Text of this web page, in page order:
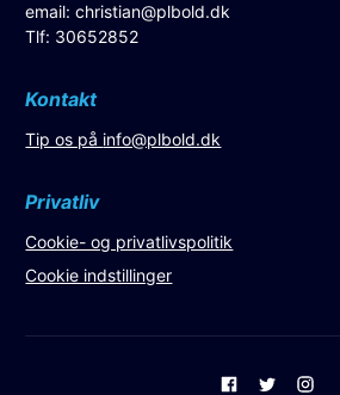
email:christian@plbold.dk
Tlf: 30652852
Kontakt
Tip os på info@plbold.dk
Privatliv
Cookie- og privatlivspolitik
Cookie indstillinger